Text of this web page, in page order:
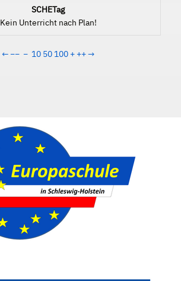
SCHETag
Kein Unterricht nach Plan!
← −− − 10 50 100 + ++→